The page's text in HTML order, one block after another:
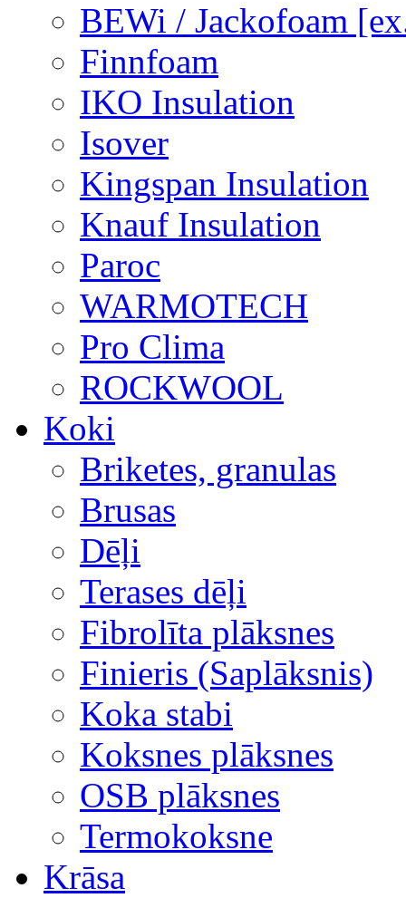
BEWi / Jackofoam
Finnfoam
IKO Insulation
Isover
Kingspan Insulation
Knauf Insulation
Paroc
WARMOTECH
Pro Clima
ROCKWOOL
Koki
Briketes, granulas
Brusas
Dēļi
Terases dēļi
Fibrolīta plāksnes
Finieris (Saplāksnis)
Koka stabi
Koksnes plāksnes
OSB plāksnes
Termokoksne
Krāsa